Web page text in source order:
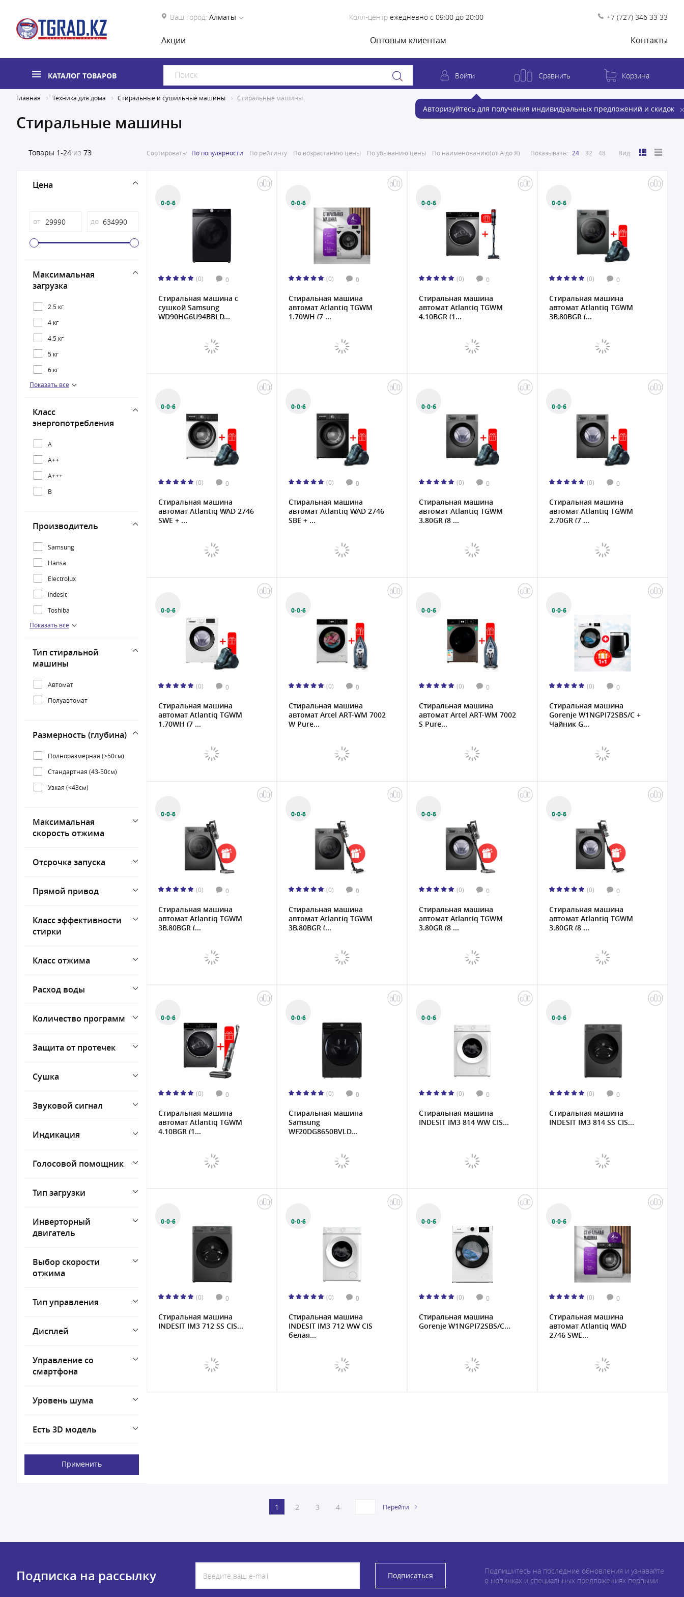
Ваш город: Алматы Колл-центр ежедневно с 09:00 до 20:00 +7 (727) 346 33 33
Акции Оптовым клиентам Контакты
КАТАЛОГ ТОВАРОВ Войти
Авторизуйтесь для получения индивидуальных предложений и скидок
Сравнить Корзина
Главная Техника для дома Стиральные и сушильные машины Стиральные машины
Стиральные машины
Товары 1-24 из 73 Сортировать: По популярности По рейтингу По возрастанию цены По убыванию цены По наименованию(от А до Я) Показывать: 24 32 48 Вид:
Цена
от до
Максимальная
загрузка
2.5 кг
4 кг
4.5 кг
5 кг
6 кг
7 кг
9 кг
11 кг
20 кг
Показать все
Класс
энергопотребления
A
A++
A+++
B
Производитель
Samsung
Hansa
Electrolux
Indesit
Toshiba
Artel
Gorenje
Показать все
Тип стиральной
машины
Автомат
Полуавтомат
Размерность (глубина)
Полноразмерная (>50см)
Стандартная (43-50см)
Узкая (<43см)
Максимальная
скорость отжима
Отсрочка запуска
Прямой привод
Класс эффективности
стирки
Класс отжима
Расход воды
Количество программ
Защита от протечек
Сушка
Звуковой сигнал
Индикация
Голосовой помощник
Тип загрузки
Инверторный
двигатель
Выбор скорости
отжима
Тип управления
Дисплей
Управление со
смартфона
Уровень шума
Есть 3D модель
Применить
0·0·6
(0) 0
Стиральная машина с
сушкой Samsung
WD90HG6U94BBLD...
0·0·6
(0) 0
Стиральная машина
автомат Atlantiq TGWM
1.70WH (7 ...
0·0·6
(0) 0
Стиральная машина
автомат Atlantiq TGWM
4.10BGR (1...
0·0·6
(0) 0
Стиральная машина
автомат Atlantiq TGWM
3B.80BGR (...
0·0·6
(0) 0
Стиральная машина
автомат Atlantiq WAD 2746
SWE + ...
0·0·6
(0) 0
Стиральная машина
автомат Atlantiq WAD 2746
SBE + ...
0·0·6
(0) 0
Стиральная машина
автомат Atlantiq TGWM
3.80GR (8 ...
0·0·6
(0) 0
Стиральная машина
автомат Atlantiq TGWM
2.70GR (7 ...
0·0·6
(0) 0
Стиральная машина
автомат Atlantiq TGWM
1.70WH (7 ...
0·0·6
(0) 0
Стиральная машина
автомат Artel ART-WM 7002
W Pure...
0·0·6
(0) 0
Стиральная машина
автомат Artel ART-WM 7002
S Pure...
0·0·6
(0) 0
Стиральная машина
Gorenje W1NGPI72SBS/C +
Чайник G...
0·0·6
(0) 0
Стиральная машина
автомат Atlantiq TGWM
3B.80BGR (...
0·0·6
(0) 0
Стиральная машина
автомат Atlantiq TGWM
3B.80BGR (...
0·0·6
(0) 0
Стиральная машина
автомат Atlantiq TGWM
3.80GR (8 ...
0·0·6
(0) 0
Стиральная машина
автомат Atlantiq TGWM
3.80GR (8 ...
0·0·6
(0) 0
Стиральная машина
автомат Atlantiq TGWM
4.10BGR (1...
0·0·6
(0) 0
Стиральная машина
Samsung
WF20DG8650BVLD...
0·0·6
(0) 0
Стиральная машина
INDESIT IM3 814 WW CIS...
0·0·6
(0) 0
Стиральная машина
INDESIT IM3 814 SS CIS...
0·0·6
(0) 0
Стиральная машина
INDESIT IM3 712 SS CIS...
0·0·6
(0) 0
Стиральная машина
INDESIT IM3 712 WW CIS
белая...
0·0·6
(0) 0
Стиральная машина
Gorenje W1NGPI72SBS/C...
0·0·6
(0) 0
Стиральная машина
автомат Atlantiq WAD
2746 SWE...
1 2 3 4 Перейти
Подписка на рассылку Подписаться
Подпишитесь на последние обновления и узнавайте
о новинках и специальных предложениях первыми